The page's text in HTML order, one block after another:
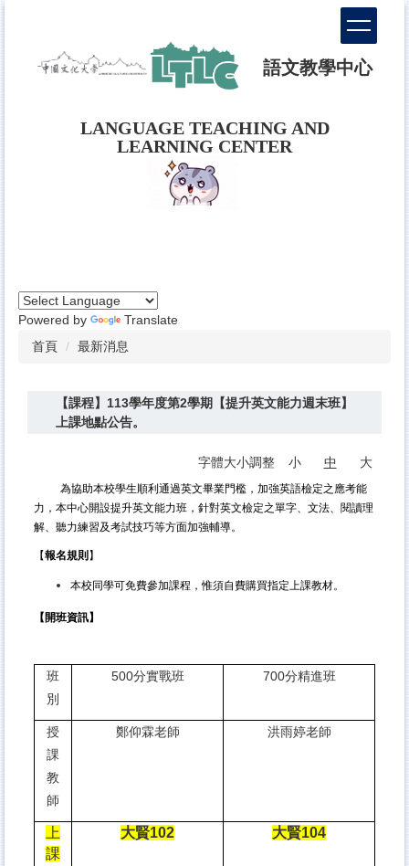
語文教學中心
LANGUAGE TEACHING AND
LEARNING CENTER
Powered by
Translate
首頁
最新消息
【課程】113學年度第2學期【提升英文能力週末班】
上課地點公告。
字體大小調整 小 中 大
為協助本校學生順利通過英文畢業門檻，加強英語檢定之應考能
力，本中心開設提升英文能力班，針對英文檢定之單字、文法、閱讀理
解、聽力練習及考試技巧等方面加強輔導。
【報名規則 】
本校同學可免費參加課程，惟須自費購買指定上課教材。
【開班資訊】
班
別
500分實戰班 700分精進班
授
課
教
師
鄭仰霖老師 洪雨婷老師
上
課
大賢102 大賢104